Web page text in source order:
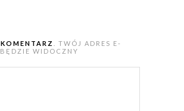
. TWÓJ ADRES E-
WIDOCZNY